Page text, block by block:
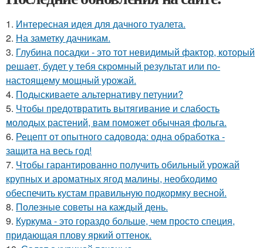
1. Интересная идея для дачного туалета.
2. На заметку дачникам.
3. Глубина посадки - это тот невидимый фактор, который
решает, будет у тебя скромный результат или по-
настоящему мощный урожай.
4. Подыскиваете альтернативу петунии?
5. Чтобы предотвратить вытягивание и слабость
молодых растений, вам поможет обычная фольга.
6. Рецепт от опытного садовода: одна обработка -
защита на весь год!
7. Чтобы гарантированно получить обильный урожай
крупных и ароматных ягод малины, необходимо
обеспечить кустам правильную подкормку весной.
8. Полезные советы на каждый день.
9. Куркума - это гораздо больше, чем просто специя,
придающая плову яркий оттенок.